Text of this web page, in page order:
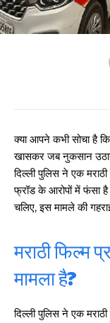
क्या आपने कभी सोचा है
खासकर जब नुकसान
दिल्ली पुलिस ने एक
फ्रॉड के आरोपों में फंसा
चलिए, इस मामले की
मराठी फिल्म
मामला है?
दिल्ली पुलिस ने एक